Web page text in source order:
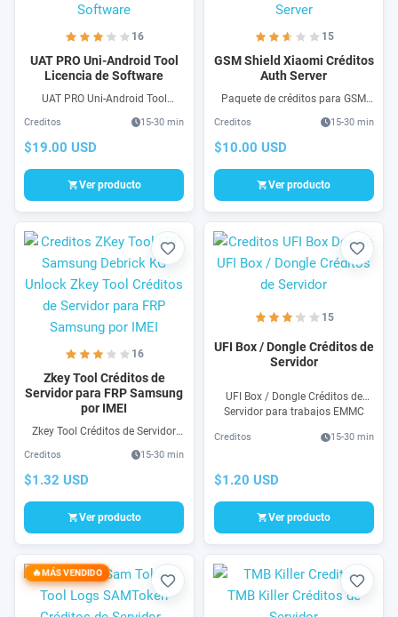
16
UAT PRO Uni-Android Tool
Licencia de Software
UAT PRO Uni-Android Tool
uso de software UAT PRO no
necesita Dongle o Box, UAT Pro
Creditos 15-30 min
$19.00 USD
Ver producto
15
GSM Shield Xiaomi Créditos
Auth Server
Paquete de créditos para GSM
Pack de Créditos de autorización
para servidor Xiaomi, compra
Creditos 15-30 min
$10.00 USD
Ver producto
Favorito
16
Zkey Tool Créditos de
Servidor para FRP Samsung
por IMEI
Zkey Tool Créditos de Servidor
Unlock, Debrick, KG para
Samsung. Descarga Software &
Creditos 15-30 min
$1.32 USD
Ver producto
15
UFI Box / Dongle Créditos de
Servidor
UFI Box / Dongle Créditos de
Servidor para trabajos EMMC
y reparación de chips y módulos
Creditos 15-30 min
$1.20 USD
Ver producto
MÁS VENDIDO
Favorito